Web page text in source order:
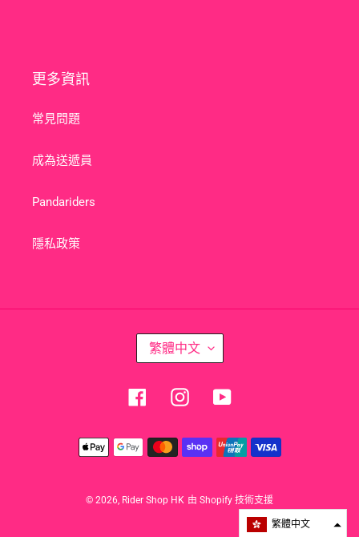
更多資訊
常見問題
成為送遞員
Pandariders
隱私政策
語
言
繁體中文
FacebookInstagramYouTube
付
款
© 2026, Rider Shop HK 由 Shopify 技術支援
繁體中文